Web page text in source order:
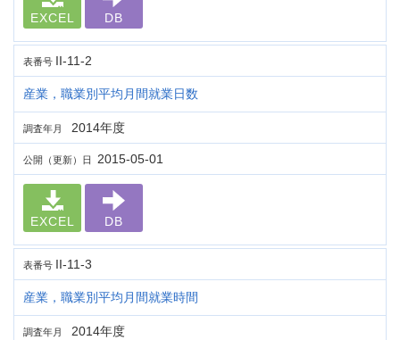
EXCEL DB
表番号 II-11-2
産業，職業別平均月間就業日数
調査年月 2014年度
公開（更新）日 2015-05-01
EXCEL DB
表番号 II-11-3
産業，職業別平均月間就業時間
調査年月 2014年度